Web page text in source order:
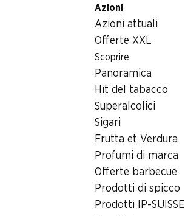
Azioni
Azioni attuali
Offerte XXL
Scoprire
Panoramica
Hit del tabacco
Superalcolici
Sigari
Frutta et Verdura
Profumi di marca
Offerte barbecue
Prodotti di spicco
Prodotti IP-SUISSE
Generi alimentari
Michetta con salsiccia di Lione Mmmh